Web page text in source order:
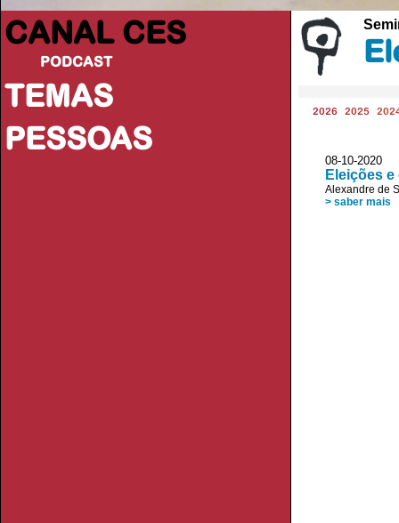
CANAL CES
PODCAST
TEMAS
PESSOAS
2026 2025
08-10-
Eleições
Alexandre de
> saber mais